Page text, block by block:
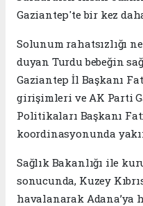
Gaziantep'te bir kez
Solunum rahatsızlığı
duyan Turdu bebeğin
Gaziantep İl Başkanı
girişimleri ve AK Parti
Politikaları Başkanı
koordinasyonunda
Sağlık Bakanlığı ile
sonucunda, Kuzey
havalanarak Adana’ya